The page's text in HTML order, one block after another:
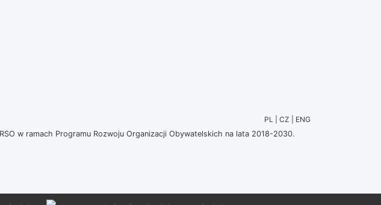
PL | CZ | ENG
w ramach Programu Rozwoju Organizacji Obywatelskich na lata 2018-2030.